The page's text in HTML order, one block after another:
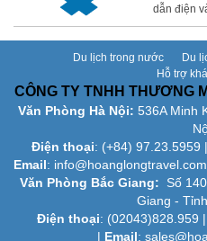
dẫn điện
nghiệp
Du lịch trong nước Du
Hỗ trợ
CÔNG TY TNHH THƯƠNG
Văn Phòng Hà Nội: 536A Minh
Điện thoại: (+84) 97.23.5959 |
Email: info@hoanglongtravel.com
Văn Phòng Bắc Giang: Số
Giang -
Điện thoại: (02043)828.959 |
| Email: